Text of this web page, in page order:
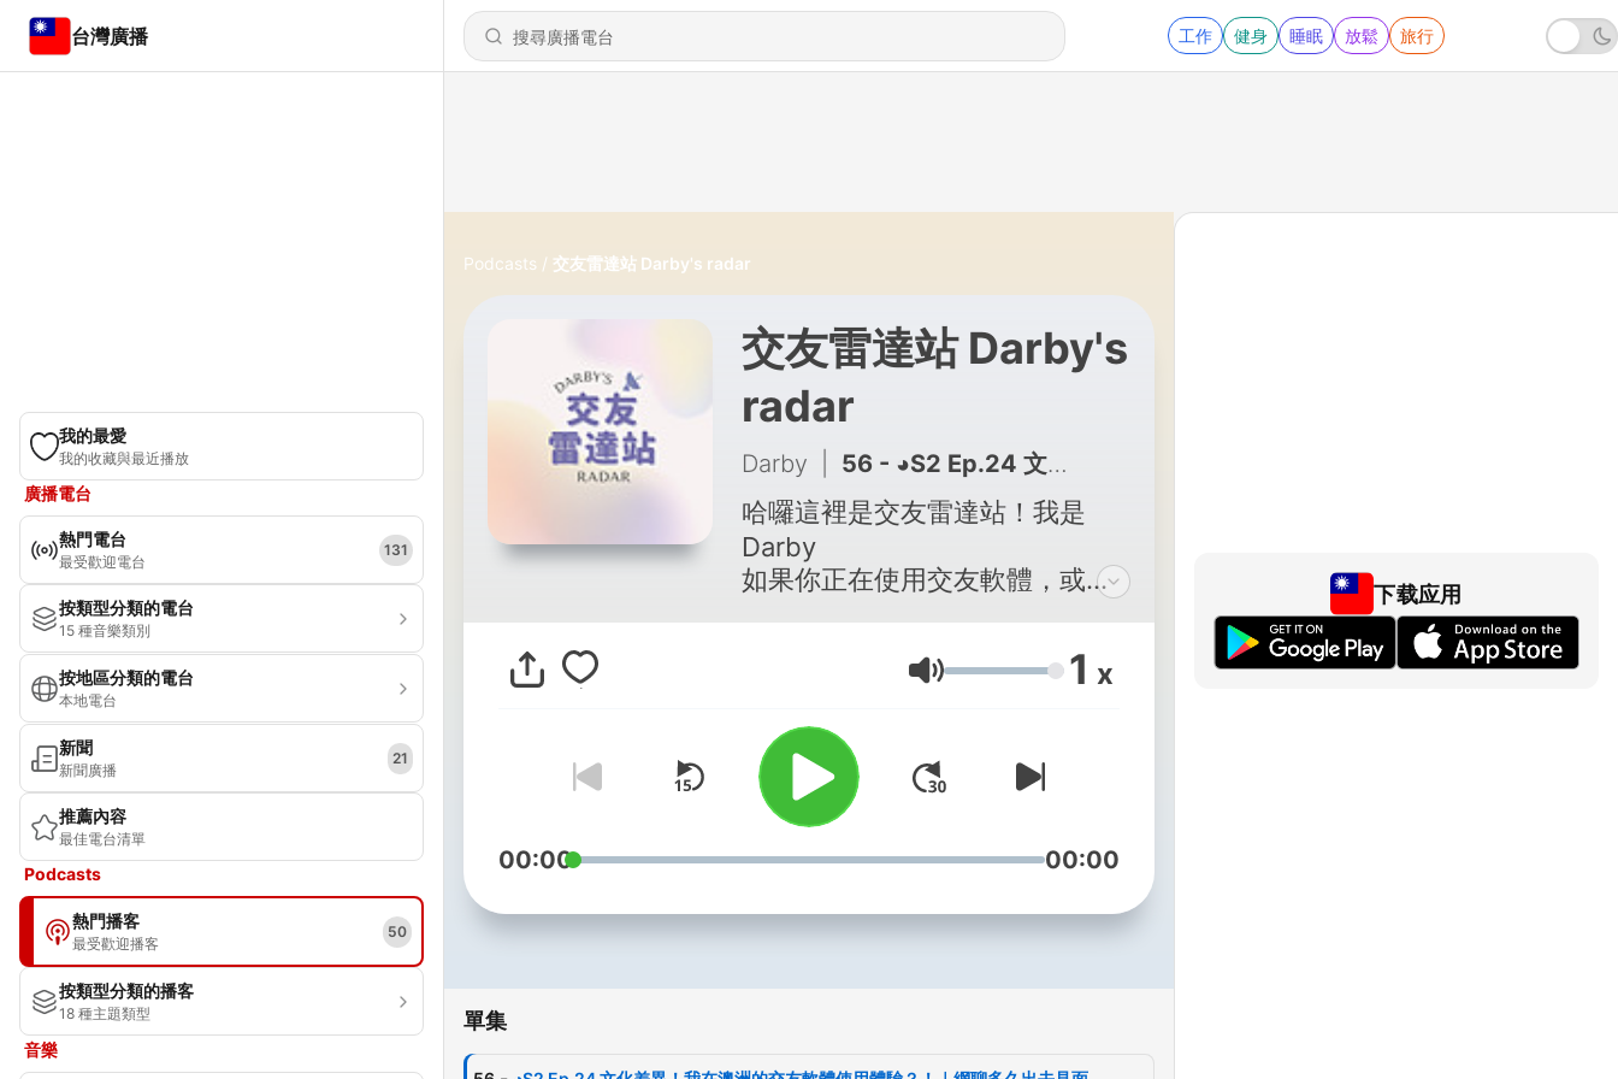
台灣廣播 工作 健身 睡眠 放鬆 旅行
我的最愛
我的收藏與最近播放
廣播電台
熱門電台
最受歡迎電台
131
按類型分類的電台
15 種音樂類別
按地區分類的電台
本地電台
新聞
新聞廣播
21
推薦內容
最佳電台清單
Podcasts
熱門播客
最受歡迎播客
50
按類型分類的播客
18 種主題類型
音樂
Podcasts 交友雷達站 Darby's radar
交友雷達站 Darby's
radar
Darby 56 - ◕S2 Ep.24 文化差異！我在澳洲的交友軟體使用體驗？！｜網聊多久出去見面比較好？怕尷尬、不知道該聊什麼？◕
哈囉這裡是交友雷達站！我是
Darby
如果你正在使用交友軟體，或想
歡迎戴上耳機、保持愉悅的心情
一起來聽聽Darby要和你分享
的：
交友軟體大小趣事、使用心得與
情感觀點～
共鳴
音量 1 x
00:00 00:00
單集
下载应用